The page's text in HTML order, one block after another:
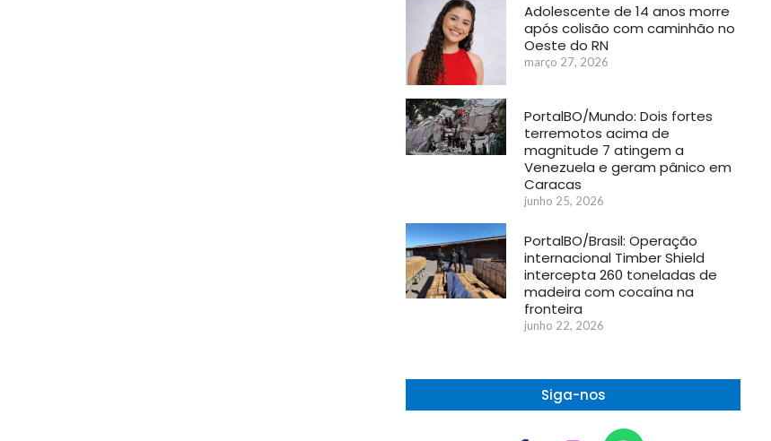
Adolescente de 14 anos morre
após colisão com caminhão no
Oeste do RN
março 27, 2026
PortalBO/Mundo: Dois fortes
terremotos acima de
magnitude 7 atingem a
Venezuela e geram pânico em
Caracas
junho 25, 2026
PortalBO/Brasil: Operação
internacional Timber Shield
intercepta 260 toneladas de
madeira com cocaína na
fronteira
junho 22, 2026
Siga-nos